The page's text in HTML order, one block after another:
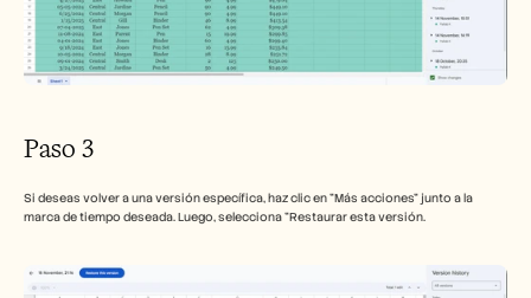
Paso 3
Si deseas volver a una versión específica, haz clic en "Más acciones" junto a la
marca de tiempo deseada. Luego, selecciona "Restaurar esta versión.